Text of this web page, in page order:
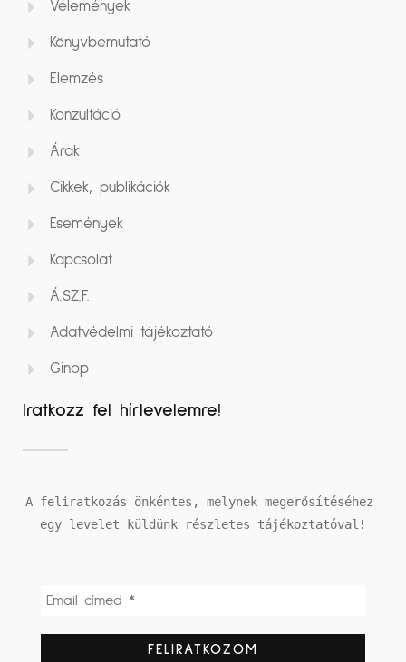
Vélemények
Könyvbemutató
Elemzés
Konzultáció
Árak
Cikkek, publikációk
Események
Kapcsolat
Á.SZ.F.
Adatvédelmi tájékoztató
Ginop
Iratkozz fel hírlevelemre!
A feliratkozás önkéntes, melynek megerősítéséhez
egy levelet küldünk részletes tájékoztatóval!